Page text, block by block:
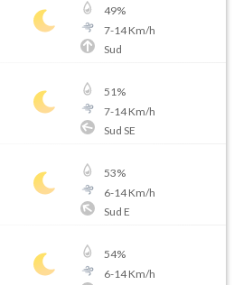
49%
7-14Km/h
Sud
51%
7-14Km/h
Sud SE
53%
6-14Km/h
Sud E
54%
6-14Km/h